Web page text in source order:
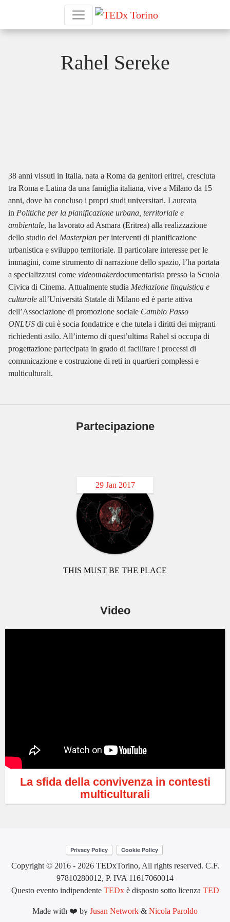
Rahel Sereke
38 anni vissuti in Italia, nata a Roma da genitori eritrei, cresciuta
tra Roma e Latina da una famiglia italiana, vive a Milano da 15
anni, dove ha concluso i propri studi universitari. Laureata
in Politiche per la pianificazione urbana, territoriale e
ambientale, ha lavorato ad Asmara (Eritrea) alla realizzazione
dello studio del Masterplan per interventi di pianificazione
urbanistica e sviluppo territoriale. Il particolare interesse per le
immagini, come strumento di narrazione dello spazio, l’ha portata
a specializzarsi come videomakerdocumentarista presso la Scuola
Civica di Cinema. Attualmente studia Mediazione linguistica e
culturale all’Università Statale di Milano ed è parte attiva
dell’Associazione di promozione sociale Cambio Passo
ONLUS di cui è socia fondatrice e che tutela i diritti dei migranti
richiedenti asilo. All’interno di quest’ultima Rahel si occupa di
progettazione partecipata in grado di facilitare i processi di
comunicazione e costruzione di reti in quartieri complessi e
multiculturali.
Partecipazione
29 Jan 2017
THIS MUST BE THE PLACE
Video
La sfida della convivenza in contesti
multiculturali
Copyright © 2016 - 2026 TEDxTorino, All rights reserved. C.F.
97810280012, P. IVA 11617060014
Questo evento indipendente TEDxè disposto sotto licenza TED
Made with ❤️ by Jusan Network & Nicola Paroldo